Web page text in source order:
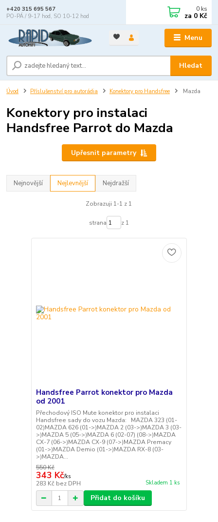
Menu
Hledat
+420 315 695 567
PO-PÁ / 9-17 hod, SO 10-12 hod
0 ks
za 0 Kč
Úvod Příslušenství pro autorádia Konektory pro Handsfree Mazda
Konektory pro instalaci
Handsfree Parrot do Mazda
Upřesnit parametry
Nejnovější Nejlevnější Nejdražší
Zobrazuji 1-1 z 1
strana z 1
Handsfree Parrot konektor pro Mazda
od 2001
Přechodový ISO Mute konektor pro instalaci
Handsfree sady do vozu Mazda: MAZDA 323 (01-
02)MAZDA 626 (01->)MAZDA 2 (03->)MAZDA 3 (03-
>)MAZDA 5 (05->)MAZDA 6 (02-07) (08->)MAZDA
CX-7 (06->)MAZDA CX-9 (07->)MAZDA Premacy
(01->)MAZDA Demio (01->)MAZDA RX-8 (03-
>)MAZDA...
550 Kč
343 Kč/ks
283 Kč bez DPH Skladem 1 ks
Přidat do košíku